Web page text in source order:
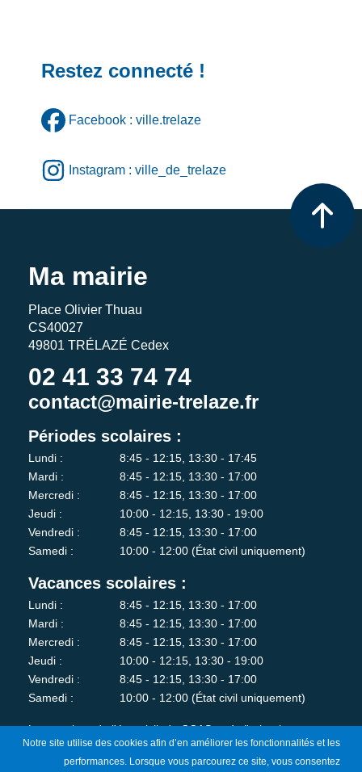
Restez connecté !
Facebook : ville.trelaze
Instagram : ville_de_trelaze
Ma mairie
Place Olivier Thuau
CS40027
49801 TRÉLAZÉ Cedex
02 41 33 74 74
contact@mairie-trelaze.fr
Périodes scolaires :
Lundi :
8:45 - 12:15, 13:30 - 17:45
Mardi :
8:45 - 12:15, 13:30 - 17:00
Mercredi :
8:45 - 12:15, 13:30 - 17:00
Jeudi :
10:00 - 12:15, 13:30 - 19:00
Vendredi :
8:45 - 12:15, 13:30 - 17:00
Samedi :
10:00 - 12:00 (État civil uniquement)
Vacances scolaires :
Lundi :
8:45 - 12:15, 13:30 - 17:00
Mardi :
8:45 - 12:15, 13:30 - 17:00
Mercredi :
8:45 - 12:15, 13:30 - 17:00
Jeudi :
10:00 - 12:15, 13:30 - 19:00
Vendredi :
8:45 - 12:15, 13:30 - 17:00
Samedi :
10:00 - 12:00 (État civil uniquement)
Les services de l'état-civil, du CCAS et de l'urbanisme sont
fermés au public le lundi matin.
Notre site utilise des cookies afin d’en améliorer les fonctionnalités et les
performances. Lorsque vous parcourez ce site, vous consentez